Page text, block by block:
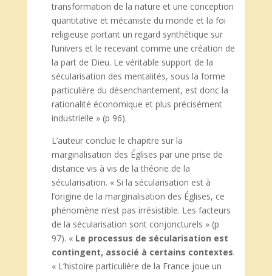
transformation de la nature et une conception
quantitative et mécaniste du monde et la foi
religieuse portant un regard synthétique sur
l’univers et le recevant comme une création de
la part de Dieu. Le véritable support de la
sécularisation des mentalités, sous la forme
particulière du désenchantement, est donc la
rationalité économique et plus précisément
industrielle » (p 96).
L’auteur conclue le chapitre sur la
marginalisation des Églises par une prise de
distance vis à vis de la théorie de la
sécularisation. « Si la sécularisation est à
l’origine de la marginalisation des Églises, ce
phénomène n’est pas irrésistible. Les facteurs
de la sécularisation sont conjoncturels » (p
97). « Le processus de sécularisation est
contingent, associé à certains contextes.
« L’histoire particulière de la France joue un